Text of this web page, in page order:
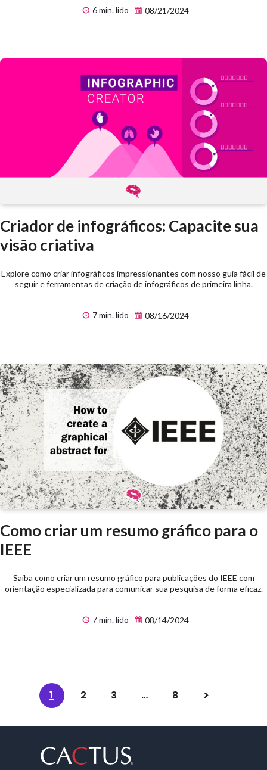
6 min. lido 08/21/2024
Criador de infográficos: Capacite sua
visão criativa
Explore como criar infográficos impressionantes com nosso guia fácil de
seguir e ferramentas de criação de infográficos de primeira linha.
7 min. lido 08/16/2024
Como criar um resumo gráfico para o
IEEE
Saiba como criar um resumo gráfico para publicações do IEEE com
orientação especializada para comunicar sua pesquisa de forma eficaz.
7 min. lido 08/14/2024
1 2 3 … 8